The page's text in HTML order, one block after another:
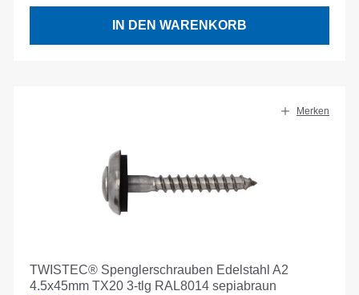
IN DEN WARENKORB
Merken
TWISTEC® Spenglerschrauben Edelstahl A2
4.5x45mm TX20 3-tlg RAL8014 sepiabraun